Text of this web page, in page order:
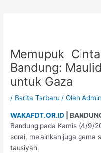
Memupuk
Bandung:
untuk Gaza
/ Berita Terbaru / Oleh
WAKAFDT.OR.ID |
Bandung pada Kamis (4/9/
sorai, melainkan juga gema
tausiyah.